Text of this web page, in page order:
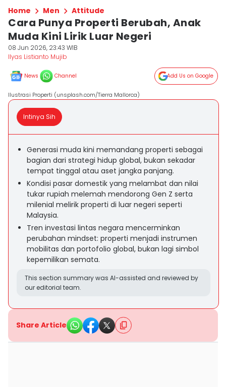
Home Men Attitude
Cara Punya Properti Berubah, Anak
Muda Kini Lirik Luar Negeri
08 Jun 2026, 23:43 WIB
Ilyas Listianto Mujib
News Channel Add Us on Google
Ilustrasi Properti (unsplash.com/Tierra Mallorca)
Intinya Sih
Generasi muda kini memandang properti sebagai
bagian dari strategi hidup global, bukan sekadar
tempat tinggal atau aset jangka panjang.
Kondisi pasar domestik yang melambat dan nilai
tukar rupiah melemah mendorong Gen Z serta
milenial melirik properti di luar negeri seperti
Malaysia.
Tren investasi lintas negara mencerminkan
perubahan mindset: properti menjadi instrumen
mobilitas dan portofolio global, bukan lagi simbol
kepemilikan semata.
This section summary was AI-assisted and reviewed by
our editorial team.
Share Article